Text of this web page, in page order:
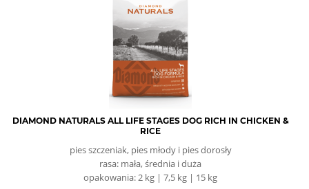
DIAMOND NATURALS ALL LIFE STAGES DOG RICH IN CHICKEN &
RICE
pies szczeniak, pies młody i pies dorosły
rasa: mała, średnia i duża
opakowania: 2 kg | 7,5 kg | 15 kg